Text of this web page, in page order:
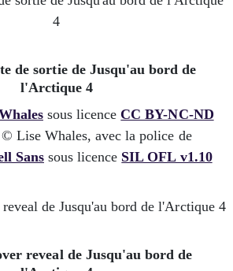
de sortie de Jusqu'au bord de
l'Arctique 4
sous licence CC BY-NC-ND
Lise Whales, avec la police de
Sanssous licence SIL OFL v1.10
reveal de Jusqu'au bord de